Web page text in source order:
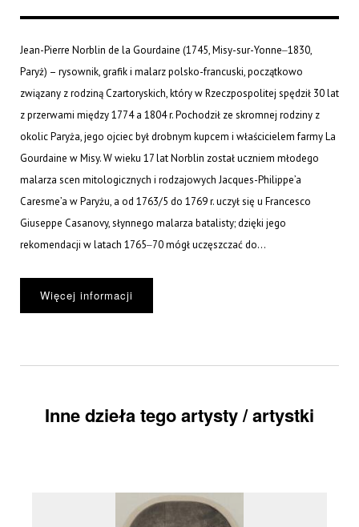
Jean-Pierre Norblin de la Gourdaine (1745, Misy-sur-Yonne‒1830,
Paryż) – rysownik, grafik i malarz polsko-francuski, początkowo
związany z rodziną Czartoryskich, który w Rzeczpospolitej spędził 30 lat
z przerwami między 1774 a 1804 r. Pochodził ze skromnej rodziny z
okolic Paryża, jego ojciec był drobnym kupcem i właścicielem farmy La
Gourdaine w Misy. W wieku 17 lat Norblin został uczniem młodego
malarza scen mitologicznych i rodzajowych Jacques-Philippe’a
Caresme’a w Paryżu, a od 1763/5 do 1769 r. uczył się u Francesco
Giuseppe Casanovy, słynnego malarza batalisty; dzięki jego
rekomendacji w latach 1765‒70 mógł uczęszczać do...
Więcej informacji
Inne dzieła tego artysty / artystki